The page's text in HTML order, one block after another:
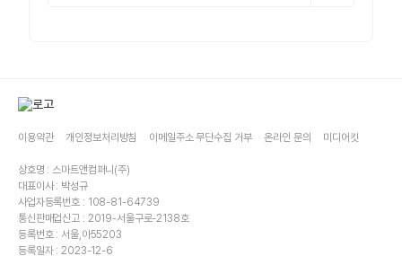
이용약관 개인정보처리방침 이메일주소 무단수집 거부 온라인 문의 미디어킷
상호명 : 스마트앤컴퍼니(주)
대표이사 : 박성규
사업자등록번호 : 108-81-64739
통신판매업신고 : 2019-서울구로-2138호
등록번호 : 서울,아55203
등록일자 : 2023-12-6